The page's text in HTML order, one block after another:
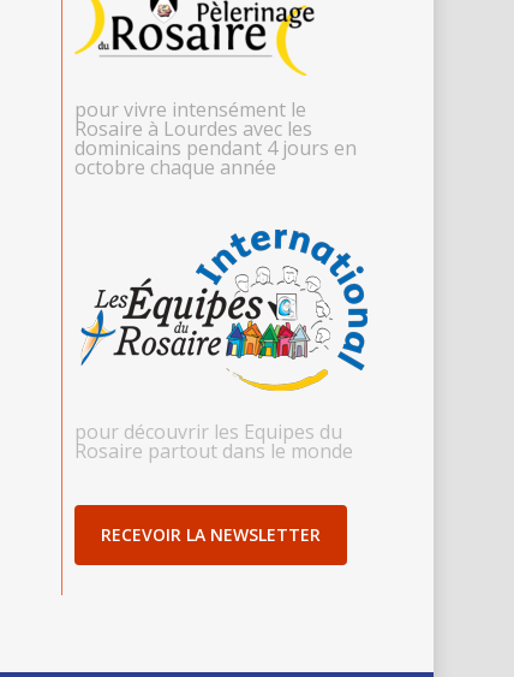
pour vivre intensément le
Rosaire à Lourdes avec les
dominicains pendant 4 jours en
octobre chaque année
pour découvrir les Equipes du
Rosaire partout dans le monde
RECEVOIR LA NEWSLETTER